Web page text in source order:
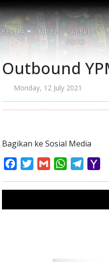
BERITA OPINI
GALERI
FOTO
Outbound
Monday, 12 July 2021
Bagikan ke Sosial Media
FacebookTwitterGmail WhatsApp